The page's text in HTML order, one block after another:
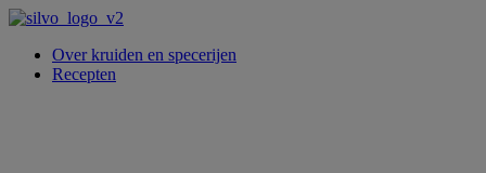
Over kruiden en specerijen
Recepten